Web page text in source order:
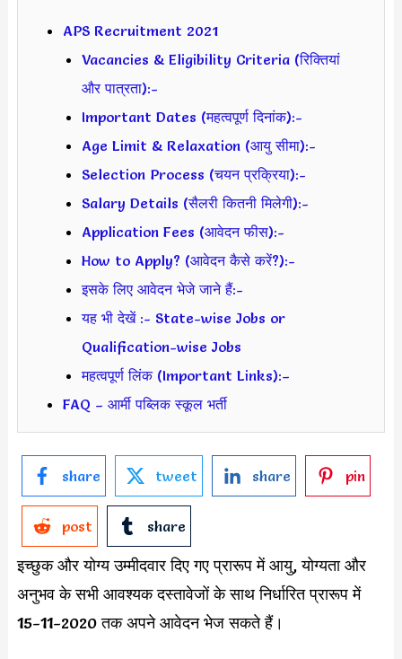
APS Recruitment 2021
Vacancies & Eligibility Criteria (रिक्तियां
और पात्रता):-
Important Dates (महत्वपूर्ण दिनांक):-
Age Limit & Relaxation (आयु सीमा):-
Selection Process (चयन प्रक्रिया):-
Salary Details (सैलरी कितनी मिलेगी):-
Application Fees (आवेदन फीस):-
How to Apply? (आवेदन कैसे करें?):-
इसके लिए आवेदन भेजे जाने हैं:-
यह भी देखें :- State-wise Jobs or
Qualification-wise Jobs
महत्वपूर्ण लिंक (Important Links):–
FAQ – आर्मी पब्लिक स्कूल भर्ती
share tweet share pin
post share
इच्छुक और योग्य उम्मीदवार दिए गए प्रारूप में आयु, योग्यता और
अनुभव के सभी आवश्यक दस्तावेजों के साथ निर्धारित प्रारूप में
15-11-2020 तक अपने आवेदन भेज सकते हैं।